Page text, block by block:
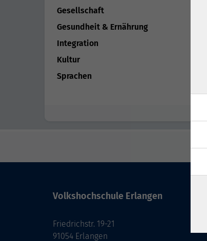
Gesellschaft
Gesundheit & Ernährung
Integration
Kultur
Sprachen
Volkshochschule Erlangen
Friedrichstr. 19-21
91054 Erlangen